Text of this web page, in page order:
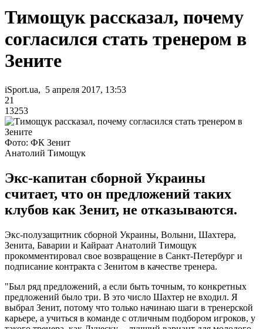
Тимощук рассказал, почему
согласился стать тренером в
Зените
iSport.ua, 5 апреля 2017, 13:53
21
13253
Фото: ФК Зенит
Анатолий Тимощук
Экс-капитан сборной Украины
считает, что он предложений таких
клубов как Зенит, не отказываются.
Экс-полузащитник сборной Украины, Волыни, Шахтера,
Зенита, Баварии и Кайраат Анатолий Тимощук
прокомментировал свое возвращение в Санкт-Петербург и
подписание контракта с Зенитом в качестве тренера.
"Был ряд предложений, а если быть точным, то конкретных
предложений было три. В это число Шахтер не входил. Я
выбрал Зенит, потому что только начинаю шаги в тренерской
карьере, а учиться в команде с отличным подбором игроков, у